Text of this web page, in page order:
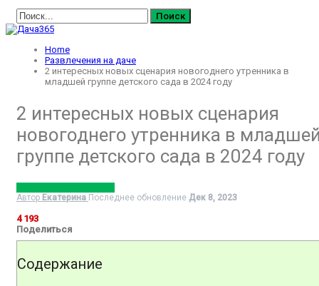
Home
Развлечения на даче
2 интересных новых сценария новогоднего утренника в
младшей группе детского сада в 2024 году
2 интересных новых сценария
новогоднего утренника в
группе детского сада в 2024 году
Автор Екатерина Последнее обновление Дек 8, 2023
4 193
Поделиться
Содержание